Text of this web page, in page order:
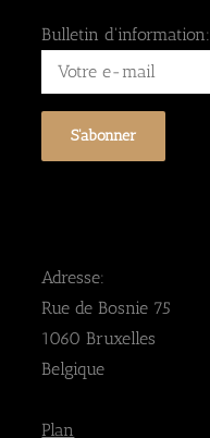
Bulletin d'information:
Adresse:
Rue de Bosnie 75
1060 Bruxelles
Belgique
Plan